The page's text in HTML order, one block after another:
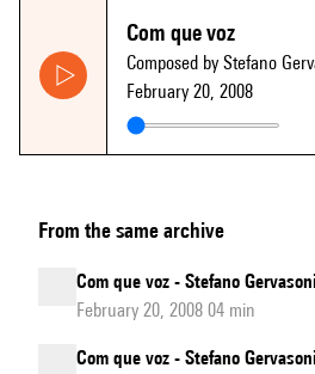
Com que voz
Composed by Stefano
February 20, 2008
From the same archive
Com que voz - Stefano
February 20, 2008 04 min
Com que voz - Stefano